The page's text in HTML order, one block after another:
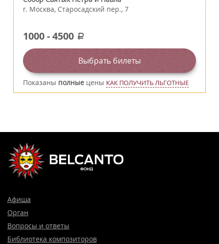
г. Москва, Старосадский пер., 7
1000-4500 a
Выбрать билеты
Показаны полные цены КАК ПОЛУЧИТЬ ЛЬГОТНЫЕ
Афиша
Орган
Вопросы и ответы
Библиотека композиторов